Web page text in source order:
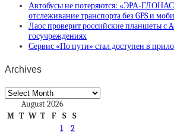
Автобусы не потеряются: «ЭРА-
отслеживание транспорта без GPS и
Лаос проверит российские планшеты с
госучреждениях
Сервис «По пути» стал доступен в
Archives
Archives
August 2026
M T W T F S
S
1
2